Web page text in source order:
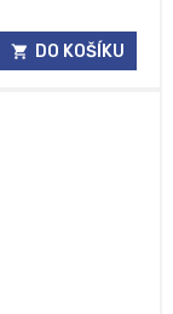
DO KOŠÍKU